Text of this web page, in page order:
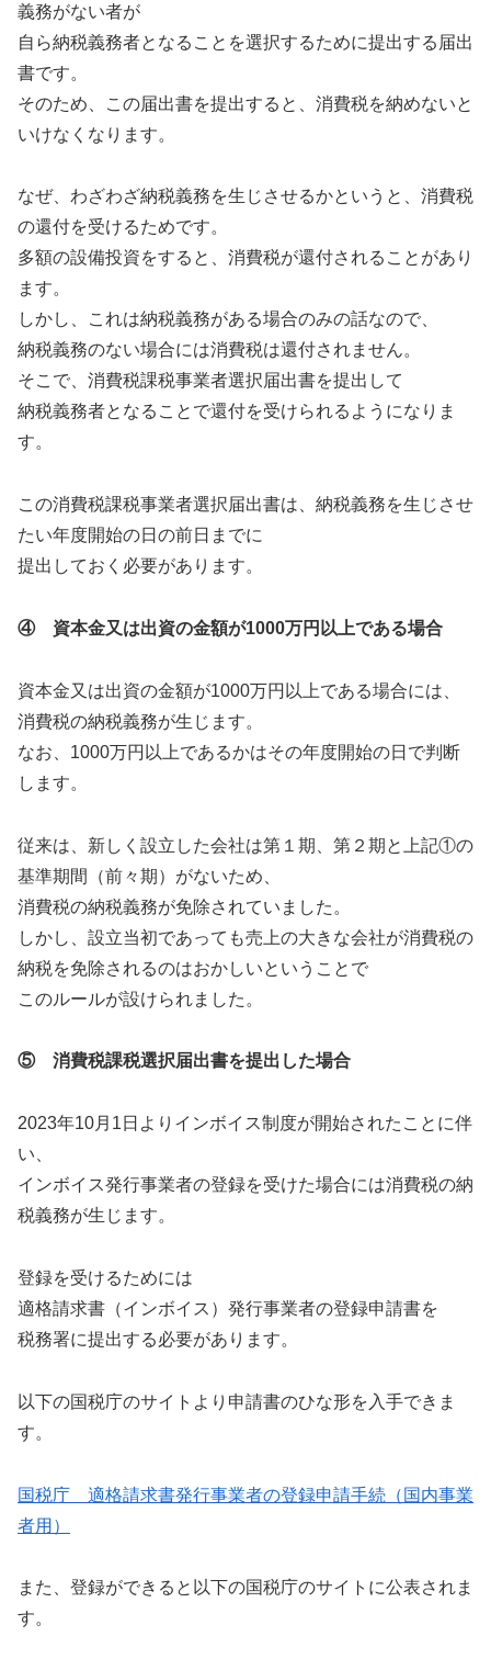
義務がない者が
自ら納税義務者となることを選択するために提出する届出
書です。
そのため、この届出書を提出すると、消費税を納めないと
いけなくなります。
なぜ、わざわざ納税義務を生じさせるかというと、消費税
の還付を受けるためです。
多額の設備投資をすると、消費税が還付されることがあり
ます。
しかし、これは納税義務がある場合のみの話なので、
納税義務のない場合には消費税は還付されません。
そこで、消費税課税事業者選択届出書を提出して
納税義務者となることで還付を受けられるようになりま
す。
この消費税課税事業者選択届出書は、納税義務を生じさせ
たい年度開始の日の前日までに
提出しておく必要があります。
④ 資本金又は出資の金額が1000万円以上である場合
資本金又は出資の金額が1000万円以上である場合には、
消費税の納税義務が生じます。
なお、1000万円以上であるかはその年度開始の日で判断
します。
従来は、新しく設立した会社は第１期、第２期と上記①の
基準期間（前々期）がないため、
消費税の納税義務が免除されていました。
しかし、設立当初であっても売上の大きな会社が消費税の
納税を免除されるのはおかしいということで
このルールが設けられました。
⑤ 消費税課税選択届出書を提出した場合
2023年10月1日よりインボイス制度が開始されたことに伴
い、
インボイス発行事業者の登録を受けた場合には消費税の納
税義務が生じます。
登録を受けるためには
適格請求書（インボイス）発行事業者の登録申請書を
税務署に提出する必要があります。
以下の国税庁のサイトより申請書のひな形を入手できま
す。
国税庁 適格請求書発行事業者の登録申請手続（国内事業
者用）
また、登録ができると以下の国税庁のサイトに公表されま
す。